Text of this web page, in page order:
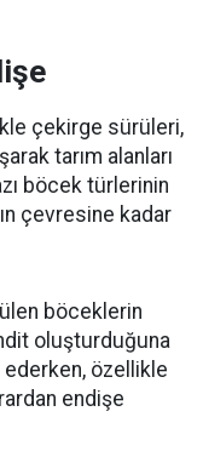
çekirge sürüleri,
tarım alanları
böcek türlerinin
çevresine kadar
böceklerin
oluşturduğuna
ederken, özellikle
endişe